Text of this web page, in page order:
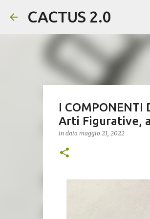
CACTUS 2.0
I
Arti Figurative,
in data maggio 21, 2022